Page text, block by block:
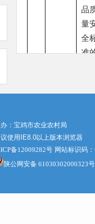
品
量
全
准
填报人：薛涵之
：宝鸡市农业农村局
使用IE8.0以上版本浏览器
备12009282号 网站标识码
陕公网安备 61030302000323号